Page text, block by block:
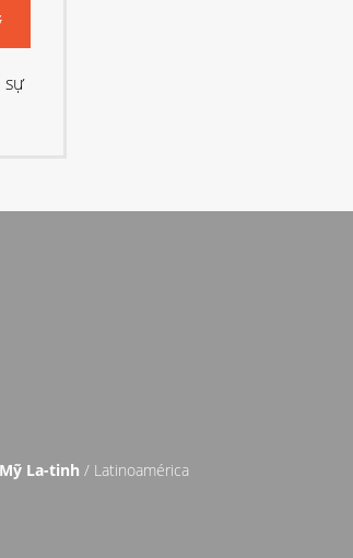
sự
Mỹ La-tinh / Latinoamérica